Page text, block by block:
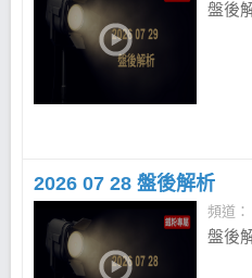
盤後
2026 07 28 盤後解析
頻道：
盤後